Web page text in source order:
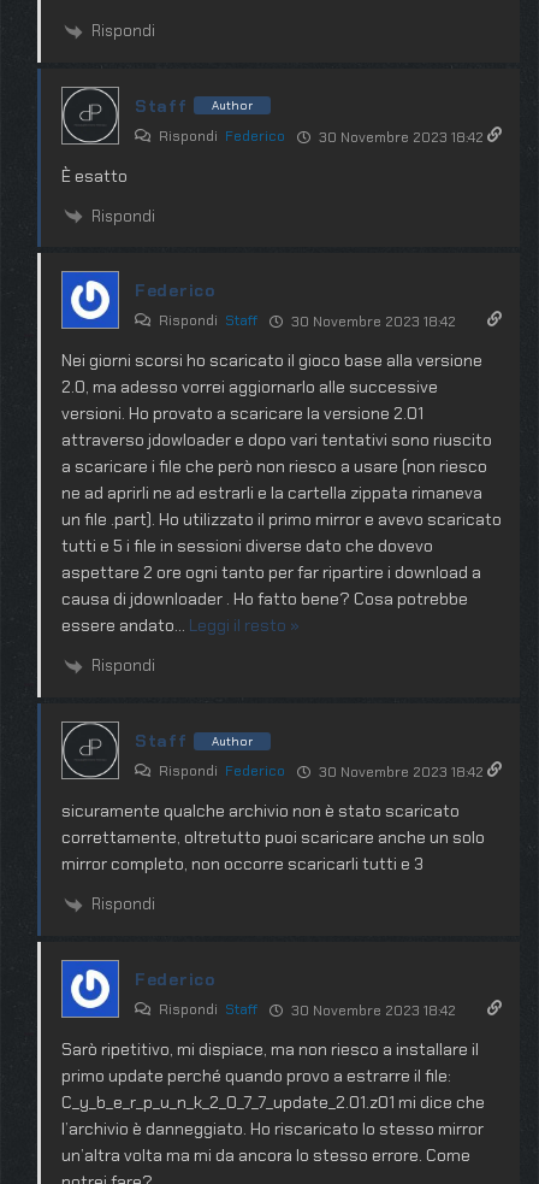
Rispondi
Staff Author
Rispondi Federico 30 Novembre 2023 18:42
È esatto
Rispondi
Federico
Rispondi Staff 30 Novembre 2023 18:42
Nei giorni scorsi ho scaricato il gioco base alla versione
2.0, ma adesso vorrei aggiornarlo alle successive
versioni. Ho provato a scaricare la versione 2.01
attraverso jdowloader e dopo vari tentativi sono riuscito
a scaricare i file che però non riesco a usare (non riesco
ne ad aprirli ne ad estrarli e la cartella zippata rimaneva
un file .part). Ho utilizzato il primo mirror e avevo scaricato
tutti e 5 i file in sessioni diverse dato che dovevo
aspettare 2 ore ogni tanto per far ripartire i download a
causa di jdownloader . Ho fatto bene? Cosa potrebbe
essere andato… Leggi il resto »
Rispondi
Staff Author
Rispondi Federico 30 Novembre 2023 18:42
sicuramente qualche archivio non è stato scaricato
correttamente, oltretutto puoi scaricare anche un solo
mirror completo, non occorre scaricarli tutti e 3
Rispondi
Federico
Rispondi Staff 30 Novembre 2023 18:42
Sarò ripetitivo, mi dispiace, ma non riesco a installare il
primo update perché quando provo a estrarre il file:
C_y_b_e_r_p_u_n_k_2_0_7_7_update_2.01.z01 mi dice che
l’archivio è danneggiato. Ho riscaricato lo stesso mirror
un’altra volta ma mi da ancora lo stesso errore. Come